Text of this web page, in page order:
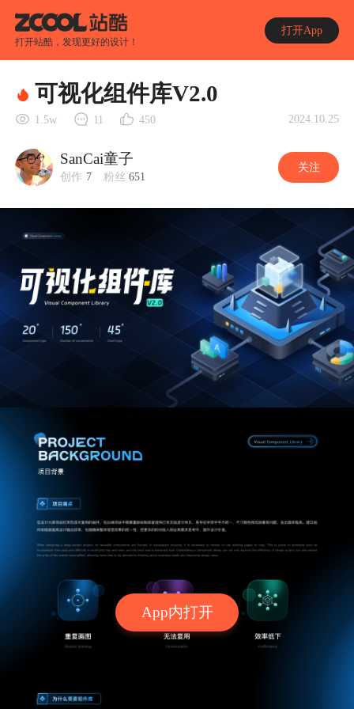
打开站酷，发现更好的设计！
打开App
App内打开
可视化组件库V2.0
1.5w 11 450 2024.10.25
SanCai童子
创作 7 粉丝 651
关注